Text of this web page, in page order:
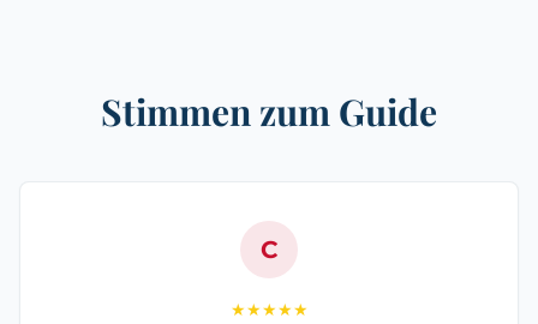
Stimmen zum Guide
C
★★★★★